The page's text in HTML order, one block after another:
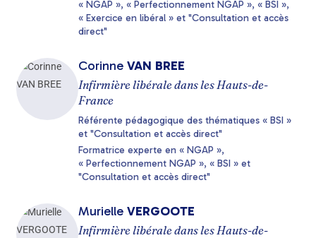
« NGAP », « Perfectionnement NGAP », « BSI »,
« Exercice en libéral » et "Consultation et accès
direct"
Corinne VAN BREE
Infirmière libérale dans les Hauts-de-
France
Référente pédagogique des thématiques « BSI »
et "Consultation et accès direct"
Formatrice experte en « NGAP »,
« Perfectionnement NGAP », « BSI » et
"Consultation et accès direct"
Murielle VERGOOTE
Infirmière libérale dans les Hauts-de-